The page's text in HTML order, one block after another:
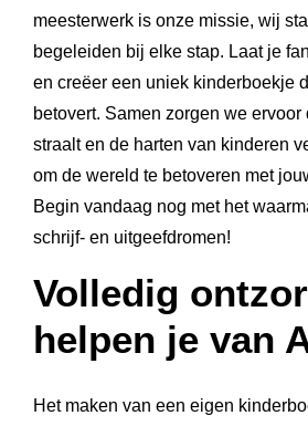
meesterwerk is onze missie, wij
begeleiden bij elke stap. Laat je
en creëer een uniek kinderboekje
betovert. Samen zorgen we ervoor
straalt en de harten van kinderen
om de wereld te betoveren met
Begin vandaag nog met het
schrijf- en uitgeefdromen!
Volledig
helpen je van
Het maken van een eigen